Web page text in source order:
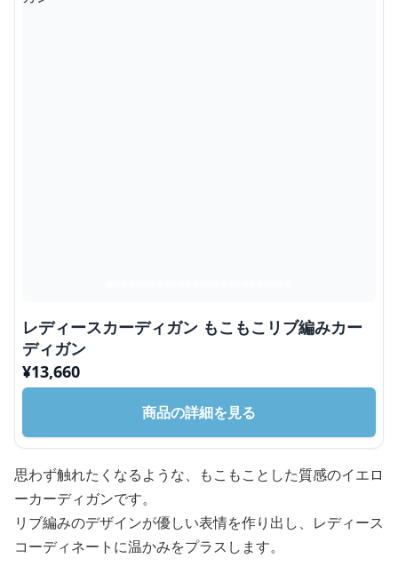
レディースカーディガン もこもこリブ編みカー
ディガン
¥13,660
商品の詳細を見る
思わず触れたくなるような、もこもことした質感のイエロ
ーカーディガンです。
リブ編みのデザインが優しい表情を作り出し、レディース
コーディネートに温かみをプラスします。